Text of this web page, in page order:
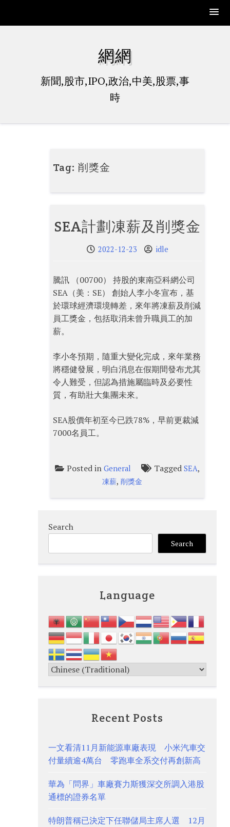
網網
新聞,股市,IPO,政治,中美,股票,事
時
Tag:削獎金
SEA計劃凍薪及削獎金
2022-12-23 idle
騰訊 （00700） 持股的東南亞科網公司
SEA（美：SE） 創始人李小冬宣布，基
於環球經濟環境轉差，來年將凍薪及削減
員工獎金，包括取消未曾升職員工的加
薪。
李小冬預期，隨重大變化完成，來年業務
將穩健發展，明白消息在假期間發布尤其
令人難受，但認為措施屬臨時及必要性
質，有助壯大集團未來。
SEA股價年初至今已跌78%，早前更裁減
7000名員工。
Posted in General Tagged SEA,
凍薪,削獎金
Search
Search
Language
Recent Posts
一文看清11月新能源車廠表現 小米汽車交
付量續逾4萬台 零跑車全系交付再創新高
華為「問界」車廠賽力斯獲深交所調入港股
通標的證券名單
特朗普稱已決定下任聯儲局主席人選 12月